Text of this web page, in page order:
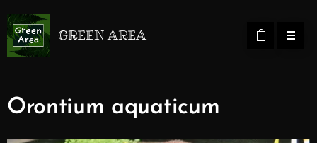
GREEN AREA
Orontium aquaticum